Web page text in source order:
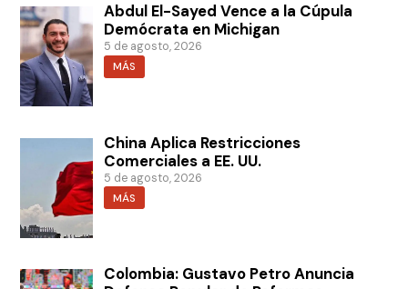
Abdul El-Sayed Vence a la Cúpula
Demócrata en Michigan
5 de agosto, 2026
MÁS
China Aplica Restricciones
Comerciales a EE. UU.
5 de agosto, 2026
MÁS
Colombia: Gustavo Petro Anuncia